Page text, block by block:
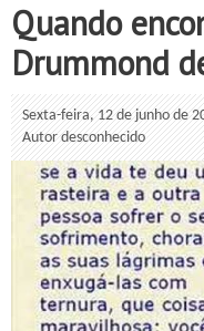
Quando
Drummond
Sexta-feira, 12 de junho de
Autor desconhecido